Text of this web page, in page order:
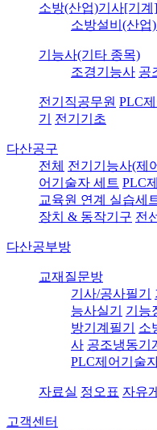
소방(산업)기사[기계]
소방설비(산업)
기능사(기타 종목)
조경기능사 공
전기직공무원 PLC
기
전기기초
다산공구
전체 전기기능사(제
어기술자 세트 PLC
교육원 연계 실습세
장치 & 동작기구 전
다산공부방
교재질문방
기사/공사필기
능사실기
기능
방기계필기
소
사 공조냉동기
PLC제어기술
자료실 정오표 자유
고객센터